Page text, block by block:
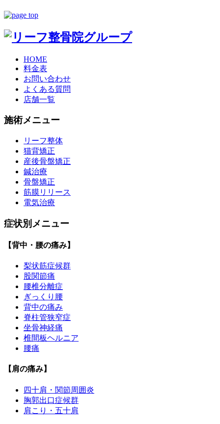
HOME
料金表
お問い合わせ
よくある質問
店舗一覧
施術メニュー
リーフ整体
猫背矯正
産後骨盤矯正
鍼治療
骨盤矯正
筋膜リリース
電気治療
症状別メニュー
【背中・腰の痛み】
梨状筋症候群
股関節痛
腰椎分離症
ぎっくり腰
背中の痛み
脊柱管狭窄症
坐骨神経痛
椎間板ヘルニア
腰痛
【肩の痛み】
四十肩・関節周囲炎
胸郭出口症候群
肩こり・五十肩